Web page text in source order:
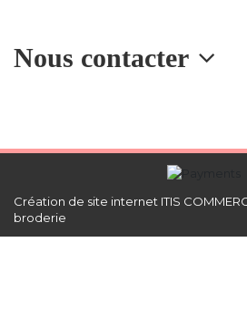
Nous contacter
Création de site internet ITIS
broderie